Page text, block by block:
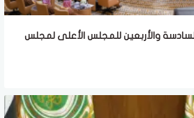
والأربعين للمجلس الأعلى لمجلس